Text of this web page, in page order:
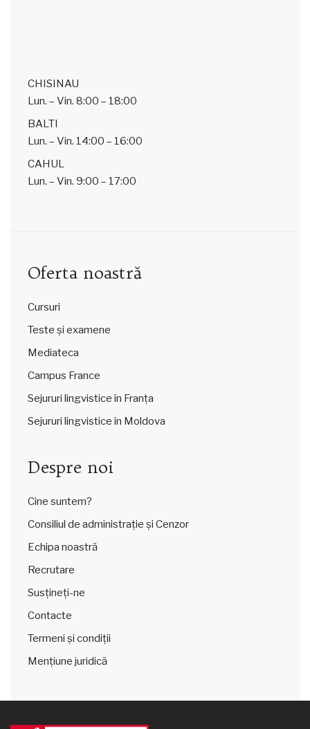
CHISINAU
Lun. – Vin. 8:00 – 18:00
BALTI
Lun. – Vin. 14:00 – 16:00
CAHUL
Lun. – Vin. 9:00 – 17:00
Oferta noastră
Cursuri
Teste și examene
Mediateca
Campus France
Sejururi lingvistice în Franța
Sejururi lingvistice în Moldova
Despre noi
Cine suntem?
Consiliul de administrație și Cenzor
Echipa noastră
Recrutare
Susțineți-ne
Contacte
Termeni și condiții
Mențiune juridică